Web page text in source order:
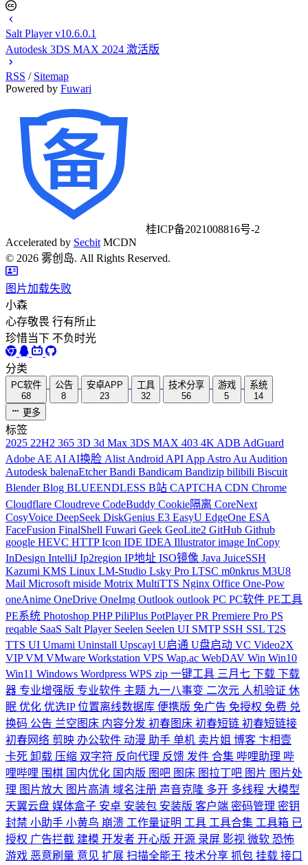
Salt Player v10.6.0.1
Autodesk 3DS MAX 2024 激活版
RSS / Sitemap
Powered by Fuwari
桂ICP备2021008816号-2
Accelerated by Secbit MCDN
© 2026 雾创岛. All Rights Reserved.
图片加载失败
小森
心存敬畏 行有所止
珍惜当下 不负时光
分类
PC软件
68
公告
8
安卓APP
23
工具
32
技术分享
56
游戏
5
系统
14
更多
标签
2025 22H2 365 3D 3d Max 3DS MAX 403 4K ADB AdGuard
Adobe AE AI AI换脸 Alist Android API App Astro Au Audition
Autodesk balenaEtcherBandi Bandicam Bandizip bilibili Biscuit
BlenderBlog BLUEENDLESS B站 CAPTCHA CDN Chrome
Cloudflare Cloudreve CodeBuddy Cookie隔离 CoreNext
CosyVoice DeepSeek DiskGenius E3 EasyU EdgeOne ESA
FaceFusion FinalShell Fuwari Geek GeoLite2 GitHub Github
google HEVC HTTPIcon IDE IDEA Illustratorimage InCopy
InDesign IntelliJ Ip2region IP地址 ISO镜像 Java JuiceSSH
Kazumi KMS Linux LM-Studio Lsky Pro LTSC m0nkrus M3U8
Mail Microsoft miside Motrix MultiTTS Nginx Office One-Pow
oneAnime OneDrive OneImg Outlook outlook PC PC软件 PE工具
PE系统 Photoshop PHPPiliPlus PotPlayerPR Premiere Pro PS
reqable SaaS Salt Player Seelen Seelen UI SMTP SSH SSL T2S
TTS UI Umami Uninstall Upscayl U启通 U盘启动 VC Video2X
VIPVM VMware Workstation VPS Wap.ac WebDAV Win Win10
Win11 Windows Wordpress WPS zip 一键工具 三月七 下载 下载
器 专业增强版 专业软件 主题 九一八事变 二次元 人机验证 休
眠 优化 优选IP位置离线数据库 便携版 免广告 免授权 免费 兑
换码 公告 兰空图床 内容分发 初春图床 初春短链 初春短链接
初春网络 剪映 办公软件 动漫 助手 单机 卖片姐 博客 卞相壹
卡死 卸载 压缩 双字符 反向代理 反馈 发件 合集 哔哩助理 哔
哩哔哩 围棋 国内优化 国内版 图吧 图床 图拉丁吧 图片 图片处
理 图片放大 图片高清 域名注册 声音克隆 多开 多线程 大模型
天翼云盘 媒体盒子 安卓 安装包 安装版 客户端 密码管理 密钥
封禁 小助手 小黄鸟 崩溃 工作量证明 工具 工具合集 工具箱 已
授权 广告拦截 建模 开发者 开心版 开源 录屏 影视 微软 恐怖
游戏 恶意刷量 意见 扩展 扫描全能王 技术分享 抓包 挂载 接口